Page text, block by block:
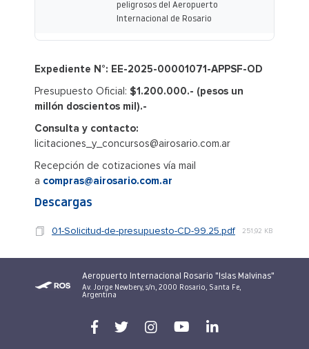
peligrosos del Aeropuerto
Internacional de Rosario
Expediente N°: EE-2025-00001071-APPSF-OD
Presupuesto Oficial: $1.200.000.- (pesos un
millón doscientos mil).-
Consulta y contacto:
licitaciones_y_concursos@airosario.com.ar
Recepción de cotizaciones vía mail
a compras@airosario.com.ar
Descargas
01-Solicitud-de-presupuesto-CD-99.25.pdf 251,92 KB
Aeropuerto Internacional Rosario "Islas Malvinas"
Av. Jorge Newbery, s/n, 2000 Rosario, Santa Fe,
Argentina